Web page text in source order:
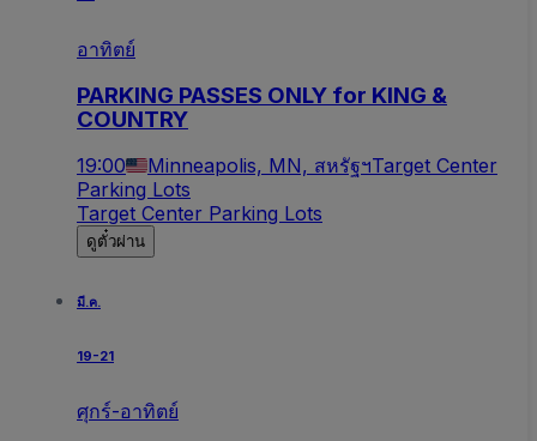
อาทิตย์
PARKING PASSES ONLY for KING &
COUNTRY
19:00 Minneapolis, MN, สหรัฐฯTarget Center
Parking Lots
Target Center Parking Lots
ดูตั๋วผ่าน
มี.ค.
19-21
ศุกร์-อาทิตย์